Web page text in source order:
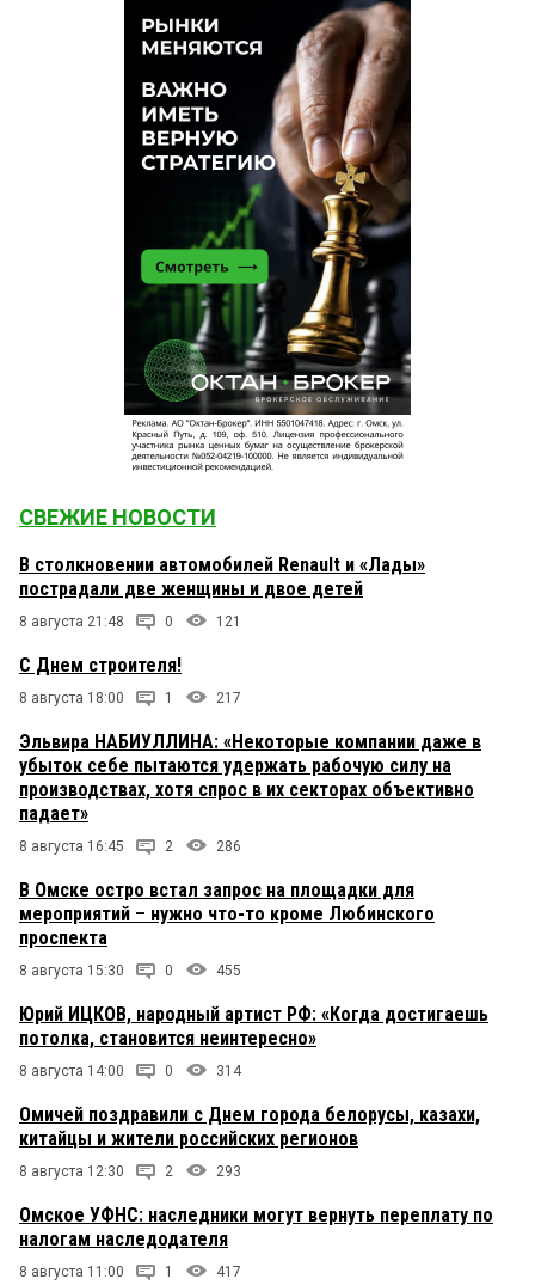
СВЕЖИЕ НОВОСТИ
В столкновении автомобилей Renault и «Лады»
пострадали две женщины и двое детей
8 августа 21:48 0 121
С Днем строителя!
8 августа 18:00 1 217
Эльвира НАБИУЛЛИНА: «Некоторые компании даже в
убыток себе пытаются удержать рабочую силу на
производствах, хотя спрос в их секторах объективно
падает»
8 августа 16:45 2 286
В Омске остро встал запрос на площадки для
мероприятий – нужно что-то кроме Любинского
проспекта
8 августа 15:30 0 455
Юрий ИЦКОВ, народный артист РФ: «Когда достигаешь
потолка, становится неинтересно»
8 августа 14:00 0 314
Омичей поздравили с Днем города белорусы, казахи,
китайцы и жители российских регионов
8 августа 12:30 2 293
Омское УФНС: наследники могут вернуть переплату по
налогам наследодателя
8 августа 11:00 1 417